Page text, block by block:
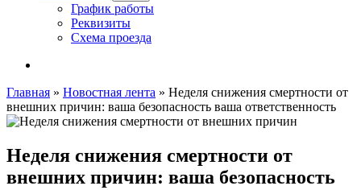
График работы
Реквизиты
Схема проезда
Главная » Новостная лента » Неделя снижения смертности от
внешних причин: ваша безопасность ваша ответственность
Неделя снижения смертности от
внешних причин: ваша безопасность